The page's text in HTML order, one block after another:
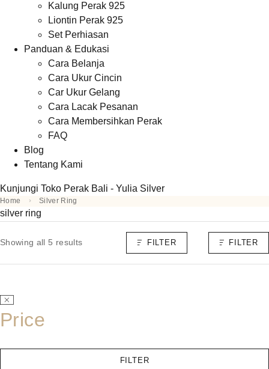
Kalung Perak 925
Liontin Perak 925
Set Perhiasan
Panduan & Edukasi
Cara Belanja
Cara Ukur Cincin
Car Ukur Gelang
Cara Lacak Pesanan
Cara Membersihkan Perak
FAQ
Blog
Tentang Kami
Kunjungi Toko Perak Bali - Yulia Silver
Home Silver Ring
silver ring
Showing all 5 results FILTER FILTER
Price
FILTER